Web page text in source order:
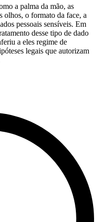
a palma da mão, as
olhos, o formato da face, a
pessoais sensíveis. Em
desse tipo de dado
a eles regime de
legais que autorizam